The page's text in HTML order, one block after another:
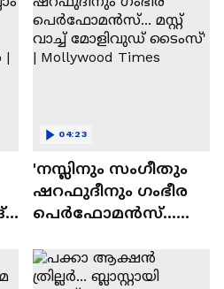
'നസ്ലിനും സംഗീതും
ഷറഫുദീനും ഗംഭീര
പെർഫോമൻസ്...
ടൈംസ്' | Mollywood
Times
04:23